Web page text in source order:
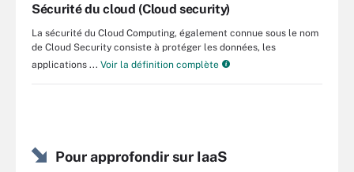
Sécurité du cloud (Cloud security)
La sécurité du Cloud Computing, également connue sous le nom
de Cloud Security consiste à protéger les données, les
applications ... Voir la définition complète
Pour approfondir sur IaaS